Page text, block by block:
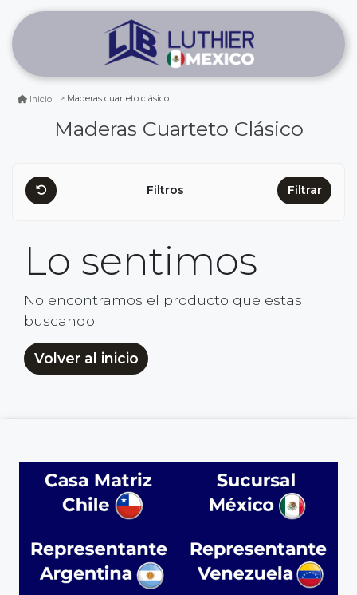
Inicio Maderas cuarteto clásico
Maderas Cuarteto Clásico
Filtros Filtrar
Lo sentimos
No encontramos el producto que estas
buscando
Volver al inicio